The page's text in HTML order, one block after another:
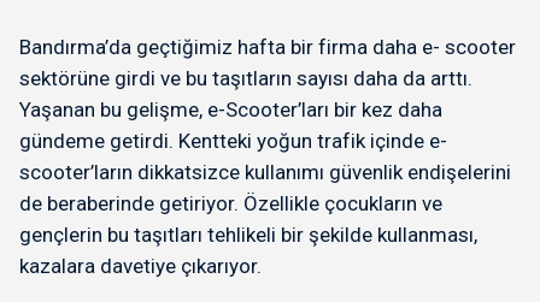
Bandırma’da geçtiğimiz hafta bir firma daha e- scooter
sektörüne girdi ve bu taşıtların sayısı daha da arttı.
Yaşanan bu gelişme, e-Scooter’ları bir kez daha
gündeme getirdi. Kentteki yoğun trafik içinde e-
scooter’ların dikkatsizce kullanımı güvenlik endişelerini
de beraberinde getiriyor. Özellikle çocukların ve
gençlerin bu taşıtları tehlikeli bir şekilde kullanması,
kazalara davetiye çıkarıyor.